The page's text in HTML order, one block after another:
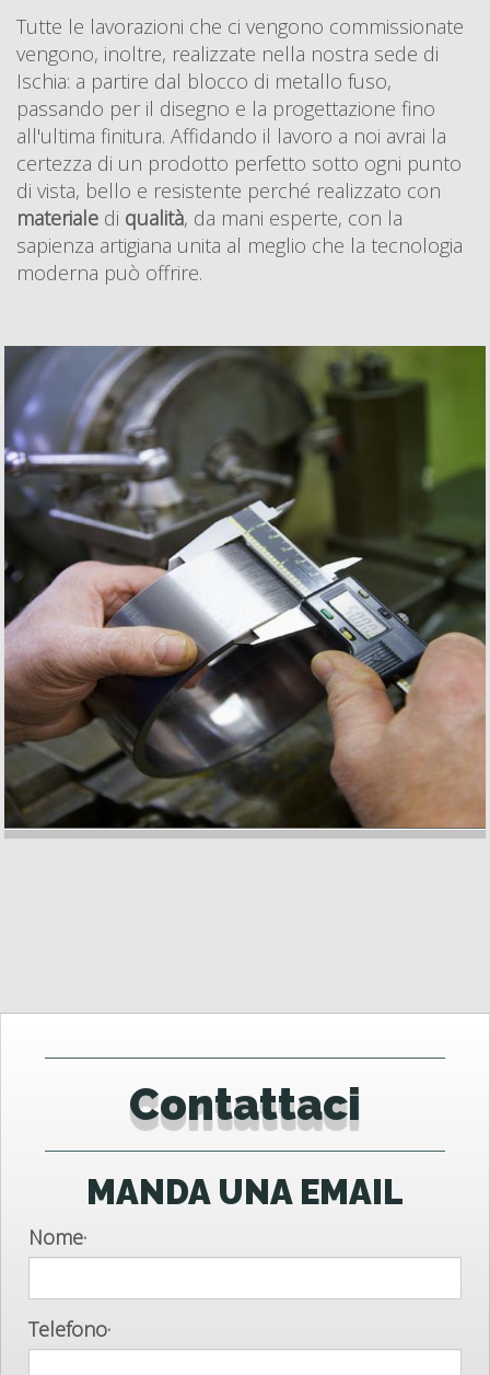
Tutte le lavorazioni che ci vengono commissionate
vengono, inoltre, realizzate nella nostra sede di
Ischia: a partire dal blocco di metallo fuso,
passando per il disegno e la progettazione fino
all'ultima finitura. Affidando il lavoro a noi avrai la
certezza di un prodotto perfetto sotto ogni punto
di vista, bello e resistente perché realizzato con
materiale di qualità, da mani esperte, con la
sapienza artigiana unita al meglio che la tecnologia
moderna può offrire.
Contattaci
MANDA UNA EMAIL
Nome·
Telefono·